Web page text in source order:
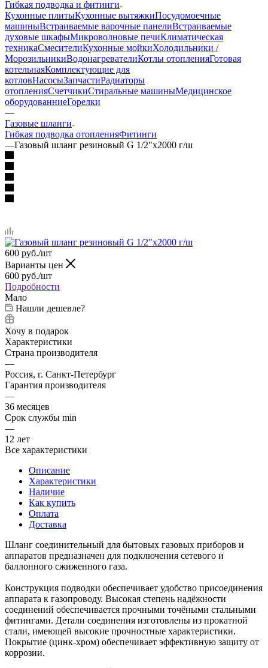
Гибкая подводка и фитинги
Кухонные плитыКухонные вытяжкиПосудомоечные
машиныВстраиваемые варочные панелиВстраиваемые
духовые шкафыМикроволновые печиКлиматическая
техникаСмесителиКухонные мойкиХолодильники /
МорозильникиВодонагревателиКотлы отопленияГотовая
котельнаяКомплектующие для
котловНасосыЗапчастиРадиаторы
отопленияСчетчикиСтиральные машиныМедицинское
оборудованниеГорелки
—
Газовые шланги
Гибкая подводка отопленияФитинги
—Газовый шланг резиновый G 1/2"x2000 г/ш
600 руб./шт
Варианты цен
600 руб./шт
Подробности
Мало
Нашли дешевле?
Хочу в подарок
Характеристики
Страна производителя
—
Россия, г. Санкт-Петербург
Гарантия производителя
—
36 месяцев
Срок службы min
—
12 лет
Все характеристики
Описание
Характеристики
Наличие
Как купить
Оплата
Доставка
Шланг соединительный для бытовых газовых приборов и
аппаратов предназначен для подключения сетевого и
баллонного сжиженного газа.
Конструкция подводки обеспечивает удобство присоединения
аппарата к газопроводу. Высокая степень надёжности
соединений обеспечивается прочными точёными стальными
фитингами. Детали соединения изготовлены из прокатной
стали, имеющей высокие прочностные характеристики.
Покрытие (цинк-хром) обеспечивает эффективную защиту от
коррозии.